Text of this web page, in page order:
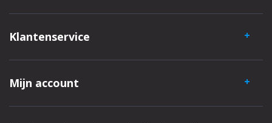
Klantenservice
Mijn account